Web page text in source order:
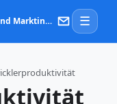
KI‑Links – Anwendungen, Lösungen und Marktinformationen zu Künstlicher Intelligenz ☰